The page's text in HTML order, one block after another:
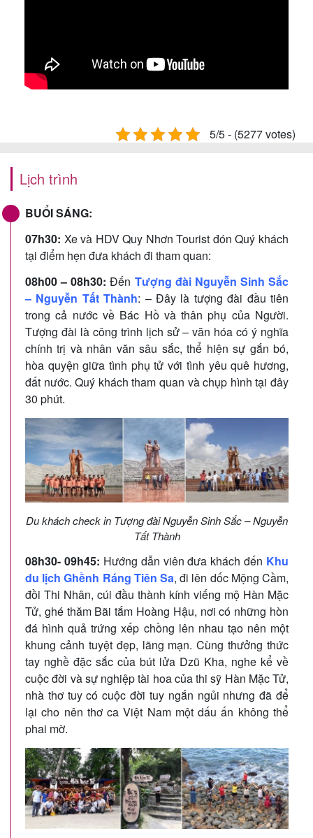
5/5 - (5277 votes)
Lịch trình
BUỔI SÁNG:
07h30: Xe và HDV Quy Nhơn Tourist đón Quý khách
tại điểm hẹn đưa khách đi tham quan:
08h00 – 08h30: Đến Tượng đài Nguyễn Sinh Sắc
– Nguyễn Tất Thành: – Đây là tượng đài đầu tiên
trong cả nước về Bác Hồ và thân phụ của Người.
Tượng đài là công trình lịch sử – văn hóa có ý nghĩa
chính trị và nhân văn sâu sắc, thể hiện sự gắn bó,
hòa quyện giữa tình phụ tử với tình yêu quê hương,
đất nước. Quý khách tham quan và chụp hình tại đây
30 phút.
Du khách check in Tượng đài Nguyễn Sinh Sắc – Nguyễn
Tất Thành
08h30- 09h45: Hướng dẫn viên đưa khách đến Khu
du lịch Ghềnh Ráng Tiên Sa, đi lên dốc Mộng Cầm,
đồi Thi Nhân, cúi đầu thành kính viếng mộ Hàn Mặc
Tử, ghé thăm Bãi tắm Hoàng Hậu, nơi có những hòn
đá hình quả trứng xếp chồng lên nhau tạo nên một
khung cảnh tuyệt đẹp, lãng mạn. Cùng thưởng thức
tay nghề đặc sắc của bút lửa Dzũ Kha, nghe kể về
cuộc đời và sự nghiệp tài hoa của thi sỹ Hàn Mặc Tử,
nhà thơ tuy có cuộc đời tuy ngắn ngủi nhưng đã để
lại cho nên thơ ca Việt Nam một dấu ấn không thể
phai mờ.